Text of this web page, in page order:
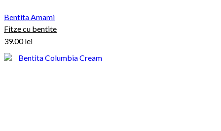
Bentita Amami
Fitze cu bentite
39.00lei